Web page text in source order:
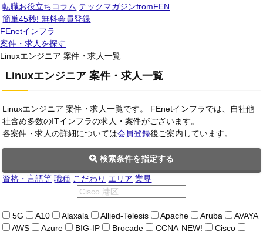
転職お役立ちコラム テックマガジンfromFEN
簡単45秒! 無料会員登録
FEnetインフラ
案件・求人を探す
Linuxエンジニア 案件・求人一覧
Linuxエンジニア 案件・求人一覧
Linuxエンジニア 案件・求人一覧です。 FEnetインフラでは、自社他
社含め多数のITインフラの求人・案件がございます。
各案件・求人の詳細については会員登録後ご案内しています。
検索条件を指定する
資格・言語等 職種 こだわり エリア 業界
5G A10 Alaxala Allied-Telesis Apache Aruba
AVAYA
AWS
Azure BIG-IP Brocade CCNA NEW!
Cisco